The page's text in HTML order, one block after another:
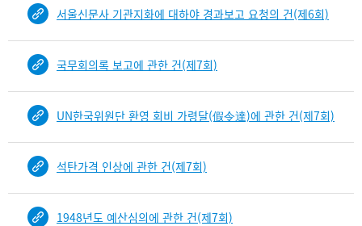
서울신문사 기관지화에 대하야 경과보고 요청의 건(제6회)
국무회의록 보고에 관한 건(제7회)
UN한국위원단 환영 회비 가령달(假令達)에 관한 건(제7회)
석탄가격 인상에 관한 건(제7회)
1948년도 예산심의에 관한 건(제7회)